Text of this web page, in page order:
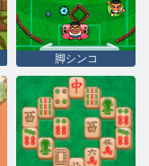
脚シンコ